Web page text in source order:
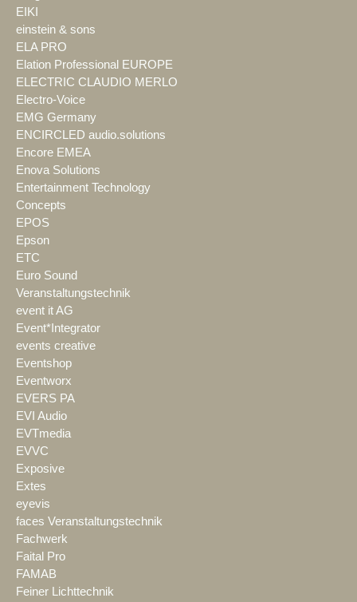
EIKI
einstein & sons
ELA PRO
Elation Professional EUROPE
ELECTRIC CLAUDIO MERLO
Electro-Voice
EMG Germany
ENCIRCLED audio.solutions
Encore EMEA
Enova Solutions
Entertainment Technology
Concepts
EPOS
Epson
ETC
Euro Sound
Veranstaltungstechnik
event it AG
Event*Integrator
events creative
Eventshop
Eventworx
EVERS PA
EVI Audio
EVTmedia
EVVC
Exposive
Extes
eyevis
faces Veranstaltungstechnik
Fachwerk
Faital Pro
FAMAB
Feiner Lichttechnik